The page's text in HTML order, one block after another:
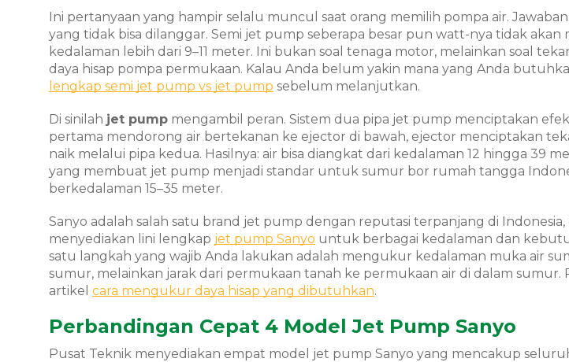
Ini pertanyaan yang hampir selalu muncul saat orang memilih pompa air.
yang tidak bisa dilanggar. Semi jet pump seberapa besar pun watt-nya tidak akan
kedalaman lebih dari 9–11 meter. Ini bukan soal tenaga motor, melainkan soal
daya hisap pompa permukaan. Kalau Anda belum yakin mana yang Anda
lengkap semi jet pump vs jet pump sebelum melanjutkan.
Di sinilah jet pump mengambil peran. Sistem dua pipa jet pump menciptakan
pertama mendorong air bertekanan ke ejector di bawah, ejector menciptakan
naik melalui pipa kedua. Hasilnya: air bisa diangkat dari kedalaman 12 hingga 39
yang membuat jet pump menjadi standar untuk sumur bor rumah tangga
berkedalaman 15–35 meter.
Sanyo adalah salah satu brand jet pump dengan reputasi terpanjang di
menyediakan lini lengkap jet pump Sanyo untuk berbagai kedalaman dan
satu langkah yang wajib Anda lakukan adalah mengukur kedalaman muka air
sumur, melainkan jarak dari permukaan tanah ke permukaan air di dalam sumur.
artikel cara mengukur daya hisap yang dibutuhkan.
Perbandingan Cepat 4 Model Jet Pump Sanyo
Pusat Teknik menyediakan empat model jet pump Sanyo yang mencakup